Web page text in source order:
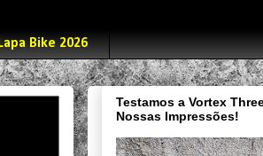
Bike 2026
Testamos a Vortex
Nossas Impressões!